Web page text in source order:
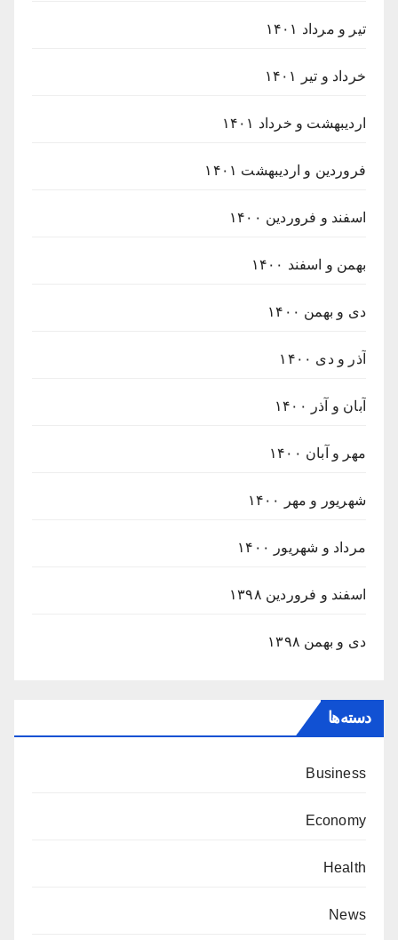
تیر و مرداد ۱۴۰۱
خرداد و تیر ۱۴۰۱
اردیبهشت و خرداد ۱۴۰۱
فروردین و اردیبهشت ۱۴۰۱
اسفند و فروردین ۱۴۰۰
بهمن و اسفند ۱۴۰۰
دی و بهمن ۱۴۰۰
آذر و دی ۱۴۰۰
آبان و آذر ۱۴۰۰
مهر و آبان ۱۴۰۰
شهریور و مهر ۱۴۰۰
مرداد و شهریور ۱۴۰۰
اسفند و فروردین ۱۳۹۸
دی و بهمن ۱۳۹۸
دسته‌ها
Business
Economy
Health
News